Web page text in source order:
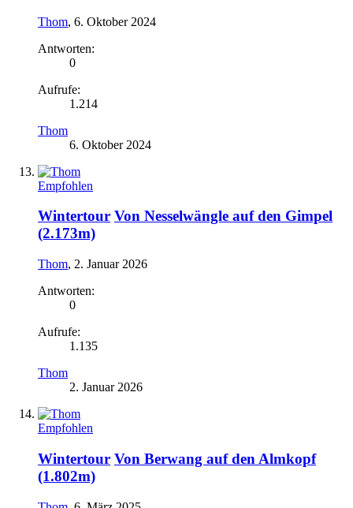
Thom, 6. Oktober 2024
Antworten:
0
Aufrufe:
1.214
Thom
6. Oktober 2024
Empfohlen
Wintertour Von Nesselwängle auf den Gimpel
(2.173m)
Thom, 2. Januar 2026
Antworten:
0
Aufrufe:
1.135
Thom
2. Januar 2026
Empfohlen
Wintertour Von Berwang auf den Almkopf
(1.802m)